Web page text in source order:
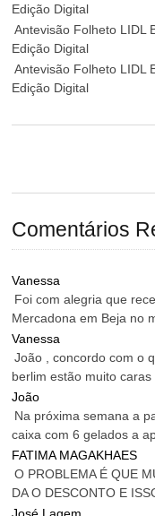
Edição Digital
Antevisão Folheto LIDL
Edição Digital
Antevisão Folheto LIDL
Edição Digital
Comentários
Vanessa
Foi com alegria que
Mercadona em Beja no
Vanessa
João , concordo com o
berlim estão muito caras
João
Na próxima semana a
caixa com 6 gelados a
FATIMA MAGAKHAES
O PROBLEMA É QUE
DA O DESCONTO E